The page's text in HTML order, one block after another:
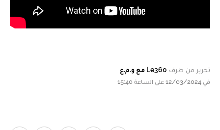
تحرير من طرف Le360 مع و.م.ع
في 12/03/2024 على الساعة 15:40